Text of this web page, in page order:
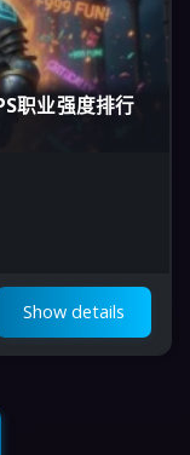
职业强度排行
Show details